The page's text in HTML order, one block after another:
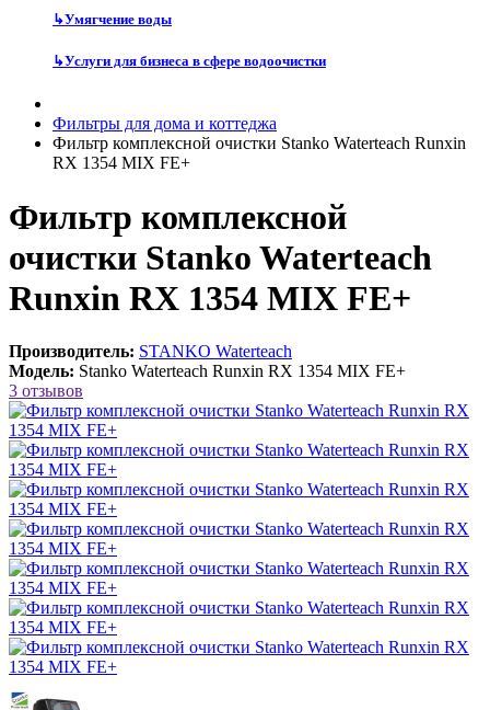
↳Умягчение воды
↳Услуги для бизнеса в сфере водоочистки
Фильтры для дома и коттеджа
Фильтр комплексной очистки Stanko Waterteach Runxin
RX 1354 MIX FE+
Фильтр комплексной
очистки Stanko Waterteach
Runxin RX 1354 MIX FE+
Производитель: STANKO Waterteach
Модель: Stanko Waterteach Runxin RX 1354 MIX FE+
3 отзывов